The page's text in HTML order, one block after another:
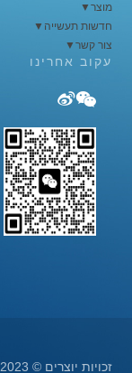
מוצר▼
חדשות תעשייה ▼
צור קשר▼
עקוב אחרינו

